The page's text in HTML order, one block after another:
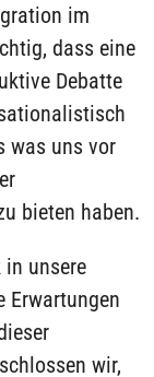
im
dass eine
Debatte
was uns vor
bieten haben.
in unsere
Erwartungen
wir,